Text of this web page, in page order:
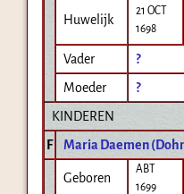
Huwelijk
21 OCT
1698
Vader
?
Moeder
?
KINDEREN
F
Maria Daemen
Geboren
ABT
1699